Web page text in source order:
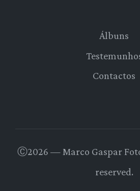
Álbuns
Contactos
Ⓒ2026 — Marco Gaspar
reserved.